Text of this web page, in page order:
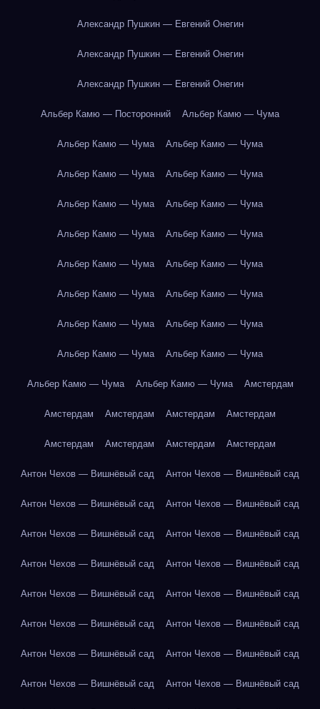
Александр Пушкин — Евгений Онегин
Александр Пушкин — Евгений Онегин
Александр Пушкин — Евгений Онегин
Альбер Камю — Посторонний Альбер Камю — Чума
Альбер Камю — Чума Альбер Камю — Чума
Альбер Камю — Чума Альбер Камю — Чума
Альбер Камю — Чума Альбер Камю — Чума
Альбер Камю — Чума Альбер Камю — Чума
Альбер Камю — Чума Альбер Камю — Чума
Альбер Камю — Чума Альбер Камю — Чума
Альбер Камю — Чума Альбер Камю — Чума
Альбер Камю — Чума Альбер Камю — Чума
Альбер Камю — Чума Альбер Камю — Чума Амстердам
Амстердам Амстердам Амстердам Амстердам
Амстердам Амстердам Амстердам Амстердам
Антон Чехов — Вишнёвый сад Антон Чехов — Вишнёвый сад
Антон Чехов — Вишнёвый сад Антон Чехов — Вишнёвый сад
Антон Чехов — Вишнёвый сад Антон Чехов — Вишнёвый сад
Антон Чехов — Вишнёвый сад Антон Чехов — Вишнёвый сад
Антон Чехов — Вишнёвый сад Антон Чехов — Вишнёвый сад
Антон Чехов — Вишнёвый сад Антон Чехов — Вишнёвый сад
Антон Чехов — Вишнёвый сад Антон Чехов — Вишнёвый сад
Антон Чехов — Вишнёвый сад Антон Чехов — Вишнёвый сад